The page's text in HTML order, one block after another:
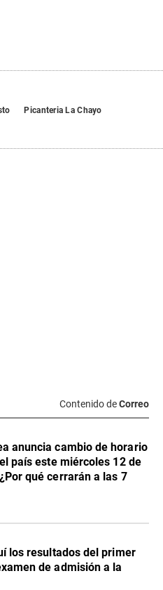
Contenido deCorreo
anuncia cambio de horario
país este miércoles 12 de
qué cerrarán a las 7
los resultados del primer
de admisión a la